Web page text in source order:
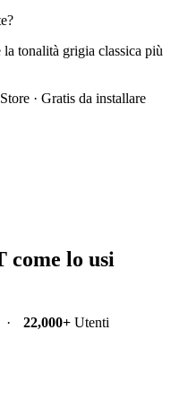
tonalità grigia classica più
· Gratis da installare
come lo usi
· 22,000+Utenti